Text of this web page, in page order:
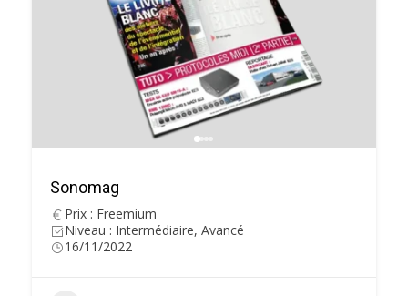
Sonomag
Prix : Freemium
Niveau : Intermédiaire, Avancé
16/11/2022